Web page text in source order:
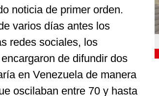
noticia de primer orden.
varios días antes los
redes sociales, los
de difundir dos
en Venezuela de manera
oscilaban entre 70 y hasta